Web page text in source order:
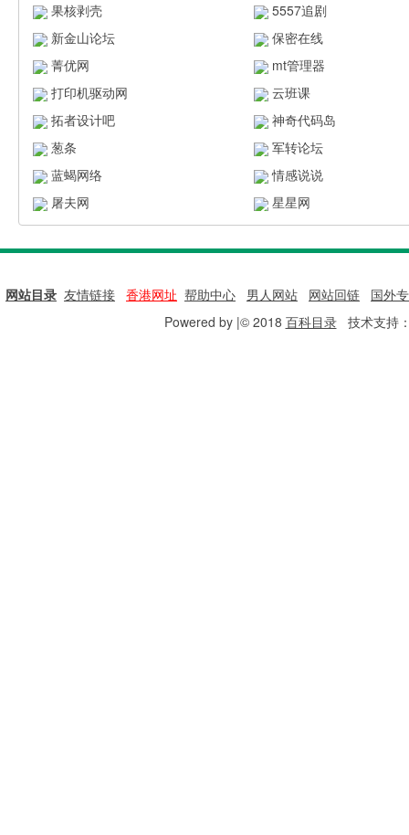
果核剥壳
5557追剧
新金山论坛
保密在线
菁优网
mt管理器
打印机驱动网
云班课
拓者设计吧
神奇代码岛
葱条
军转论坛
蓝蝎网络
情感说说
屠夫网
星星网
网站目录 友情链接 香港网址 帮助中心 男人网站 网站回链
国外
Powered by |© 2018 百科目录技术支持